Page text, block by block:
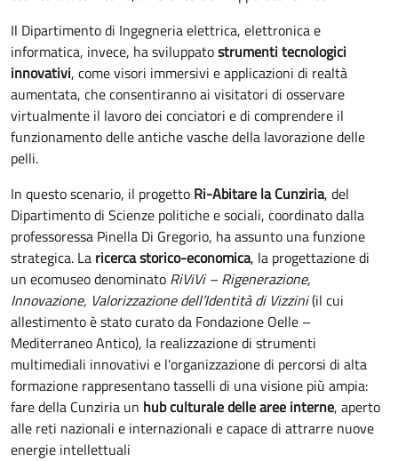
Il Dipartimento di Ingegneria elettrica, elettronica e
informatica, invece, ha sviluppatostrumenti tecnologici
innovativi, come visori immersivi e applicazioni di realtà
aumentata, che consentiranno ai visitatori di osservare
virtualmente il lavoro dei conciatori e di comprendere il
funzionamento delle antiche vasche della lavorazione delle
pelli.
In questo scenario, il progetto Ri-Abitare la Cunziria, del
Dipartimento di Scienze politiche e sociali, coordinato dalla
professoressa Pinella Di Gregorio, ha assunto una funzione
strategica. La ricerca storico-economica, la progettazione di
un ecomuseo denominato RiViVi – Rigenerazione,
Innovazione, Valorizzazione dell’Identità di Vizzini(il cui
allestimento è stato curato da Fondazione Oelle –
Mediterraneo Antico), la realizzazione di strumenti
multimediali innovativi e l'organizzazione di percorsi di alta
formazione rappresentano tasselli di una visione più ampia:
fare della Cunziria un hub culturale delle aree interne, aperto
alle reti nazionali e internazionali e capace di attrarre nuove
energie intellettuali